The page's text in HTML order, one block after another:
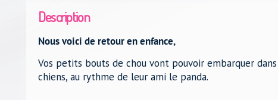
Description
Nous voici de retour en enfance,
Vos petits bouts de chou vont pouvoir embarquer dans
chiens, au rythme de leur ami le panda.